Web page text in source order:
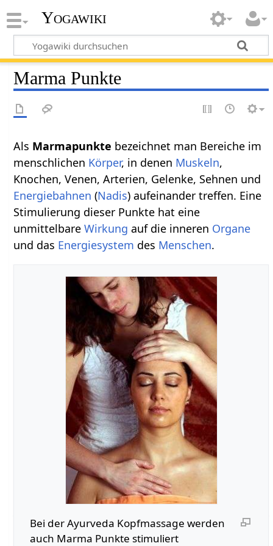
Yogawiki
Marma Punkte
Als Marmapunkte bezeichnet man Bereiche im
menschlichen Körper, in denen Muskeln,
Knochen, Venen, Arterien, Gelenke, Sehnen und
Energiebahnen (Nadis) aufeinander treffen. Eine
Stimulierung dieser Punkte hat eine
unmittelbareWirkung auf die inneren Organe
und das Energiesystem des Menschen.
Bei der Ayurveda Kopfmassage werden
auch Marma Punkte stimuliert